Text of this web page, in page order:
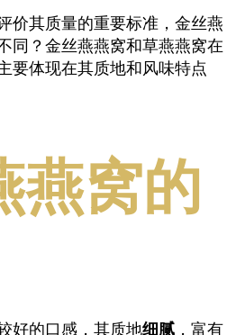
价其质量的重要标准，金丝燕
同？金丝燕燕窝和草燕燕窝在
要体现在其质地和风味特点
燕窝的
好的口感，其质地细腻 ，富有